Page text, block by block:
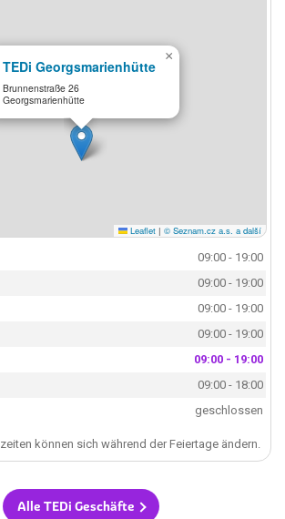
TEDi Georgsmarienhütte
Brunnenstraße 26
Georgsmarienhütte
×
Leaflet | © Seznam.cz a.s. a další
09:00 - 19:00
09:00 - 19:00
09:00 - 19:00
09:00 - 19:00
09:00 - 19:00
09:00 - 18:00
geschlossen
können sich während der Feiertage ändern.
Alle TEDi Geschäfte